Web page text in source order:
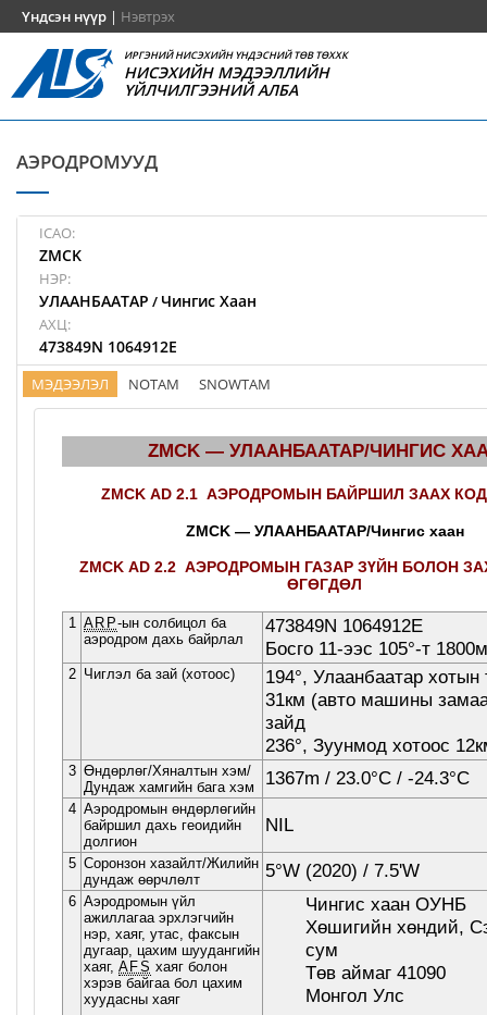
Үндсэн нүүр | Нэвтрэх
ИРГЭНИЙ НИСЭХИЙН ҮНДЭСНИЙ ТӨВ ТӨХХК
НИСЭХИЙН МЭДЭЭЛЛИЙН
ҮЙЛЧИЛГЭЭНИЙ АЛБА
АЭРОДРОМУУД
ICAO:
ZMCK
НЭР:
УЛААНБААТАР / Чингис Хаан
АХЦ:
473849N 1064912E
МЭДЭЭЛЭЛ NOTAM SNOWTAM